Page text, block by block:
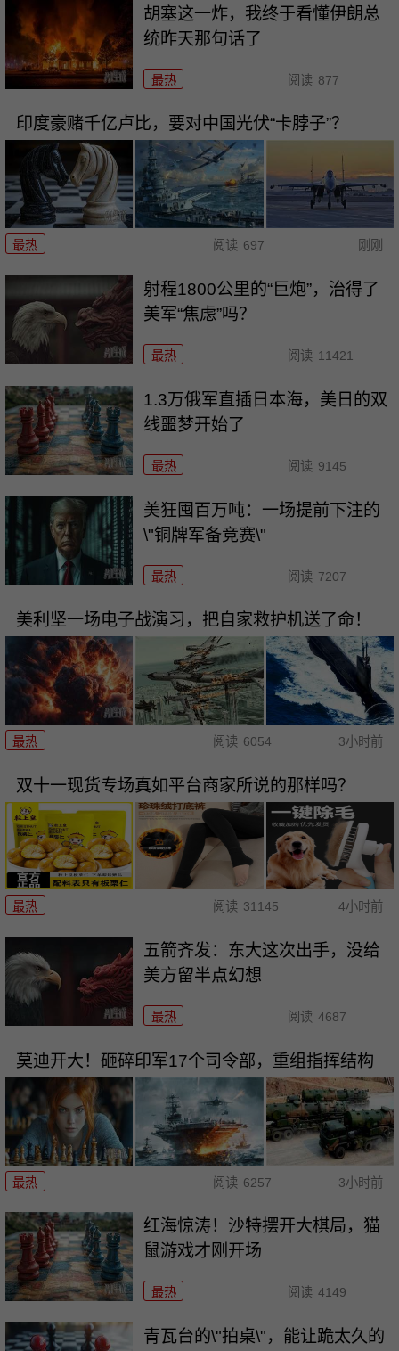
胡塞这一炸，我终于看懂伊朗总
统昨天那句话了
最热 阅读 877
印度豪赌千亿卢比，要对中国光伏“卡脖子”？
最热 阅读 697 刚刚
射程1800公里的“巨炮”，治得了
美军“焦虑”吗？
最热 阅读 11421
1.3万俄军直插日本海，美日的双
线噩梦开始了
最热 阅读 9145
美狂囤百万吨：一场提前下注的
\"铜牌军备竞赛\"
最热 阅读 7207
美利坚一场电子战演习，把自家救护机送了命！
最热 阅读 6054 3小时前
双十一现货专场真如平台商家所说的那样吗？
最热 阅读 31145 4小时前
五箭齐发：东大这次出手，没给
美方留半点幻想
最热 阅读 4687
莫迪开大！砸碎印军17个司令部，重组指挥结构
最热 阅读 6257 3小时前
红海惊涛！沙特摆开大棋局，猫
鼠游戏才刚开场
最热 阅读 4149
青瓦台的\"拍桌\"，能让跪太久的